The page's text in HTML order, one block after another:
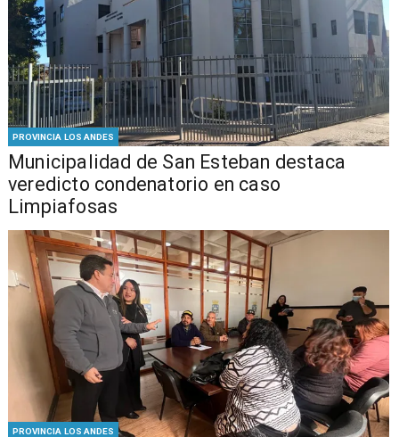
PROVINCIA LOS ANDES
Municipalidad de San Esteban destaca
veredicto condenatorio en caso
Limpiafosas
PROVINCIA LOS ANDES